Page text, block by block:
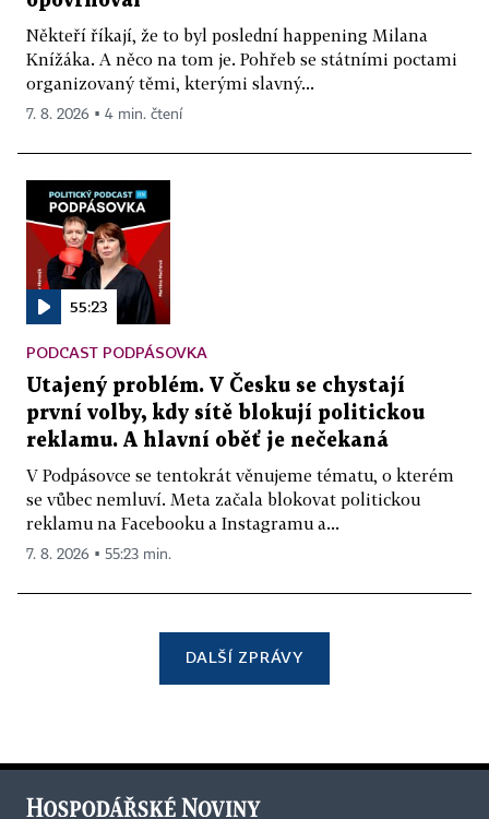
Někteří říkají, že to byl poslední happening Milana
Knížáka. A něco na tom je. Pohřeb se státními poctami
organizovaný těmi, kterými slavný...
7. 8. 2026 ▪ 4 min. čtení
55:23
PODCAST PODPÁSOVKA
Utajený problém. V Česku se chystají
první volby, kdy sítě blokují politickou
reklamu. A hlavní oběť je nečekaná
V Podpásovce se tentokrát věnujeme tématu, o kterém
se vůbec nemluví. Meta začala blokovat politickou
reklamu na Facebooku a Instagramu a...
7. 8. 2026 ▪ 55:23 min.
DALŠÍ ZPRÁVY